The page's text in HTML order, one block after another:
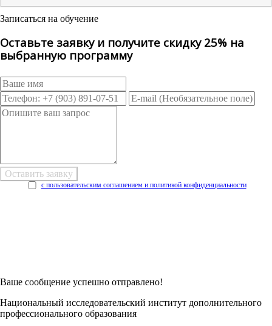
Записаться на обучение
Оставьте заявку и получите скидку 25% на
выбранную программу
с пользовательским соглашением и политикой конфиденциальности
Ваше сообщение успешно отправлено!
Национальный исследовательский институт дополнительного
профессионального образования